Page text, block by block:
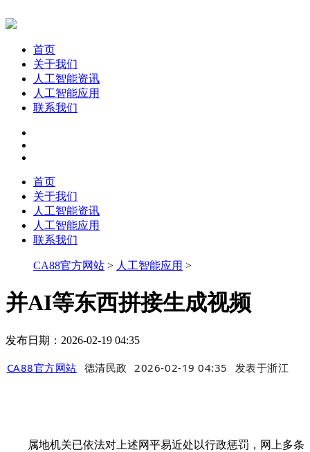
首页
关于我们
人工智能资讯
人工智能应用
联系我们
首页
关于我们
人工智能资讯
人工智能应用
联系我们
CA88官方网站 > 人工智能应用 >
并AI等东西拼接生成视频
发布日期：2026-02-19 04:35
CA88官方网站 德清民政 2026-02-19 04:35 发表于浙江
属地机关已依法对上述网平易近处以行政惩罚，网上多条